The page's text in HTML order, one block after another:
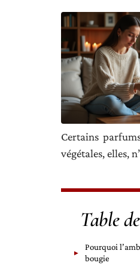
Certains
végétales, elles,
Table
Pourquoi
bougie